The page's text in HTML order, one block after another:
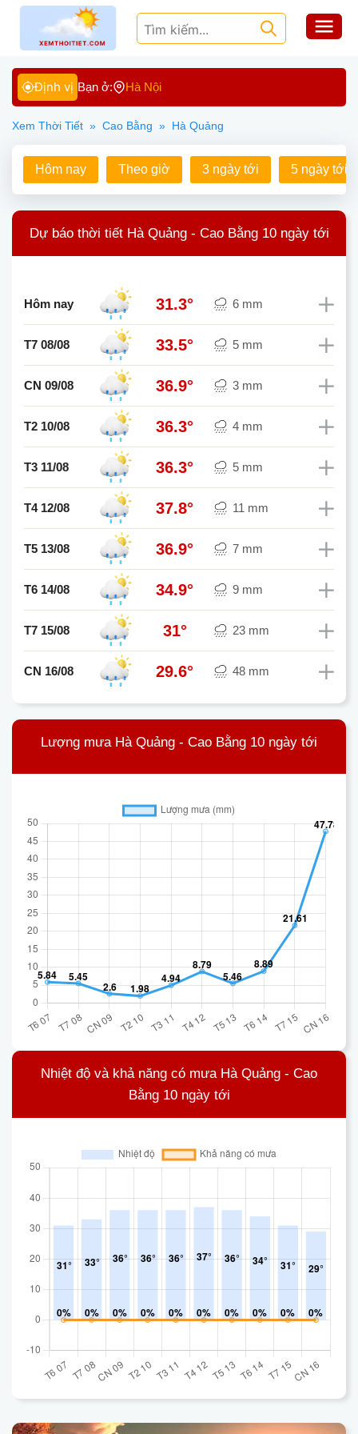
Định vị Bạn ở: Hà Nội
Xem Thời Tiết » Cao Bằng » Hà Quảng
Hôm nay Theo giờ 3 ngày tới 5 ngày tới
Dự báo thời tiết Hà Quảng - Cao Bằng 10 ngày tới
Hôm nay 31.3° 6 mm
T7 08/08 33.5° 5 mm
CN 09/08 36.9° 3 mm
T2 10/08 36.3° 4 mm
T3 11/08 36.3° 5 mm
T4 12/08 37.8° 11 mm
T5 13/08 36.9° 7 mm
T6 14/08 34.9° 9 mm
T7 15/08 31° 23 mm
CN 16/08 29.6° 48 mm
Lượng mưa Hà Quảng - Cao Bằng 10 ngày tới
Nhiệt độ và khả năng có mưa Hà Quảng - Cao
Bằng 10 ngày tới